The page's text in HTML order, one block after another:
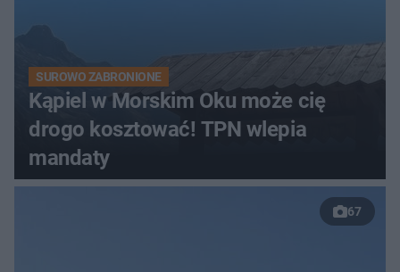
SUROWO ZABRONIONE
Kąpiel w Morskim Oku może cię
drogo kosztować! TPN wlepia
mandaty
67